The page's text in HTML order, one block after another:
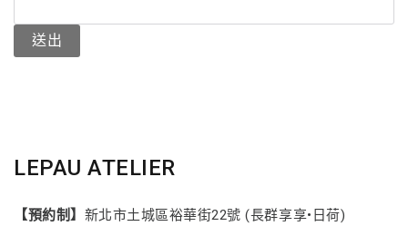
LEPAU ATELIER
【預約制】 新北市土城區裕華街22號 (長群享享•日荷)